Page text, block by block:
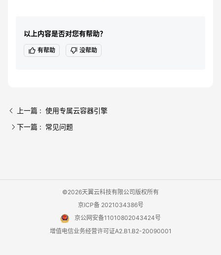
以上内容是否对您有帮助？
有帮助 没帮助
上一篇 : 使用专属云容器引擎
下一篇 : 常见问题
©2026天翼云科技有限公司版权所有
京ICP备 2021034386号
京公网安备11010802043424号
增值电信业务经营许可证A2.B1.B2-20090001